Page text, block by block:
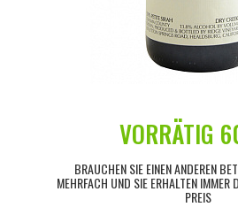
VORRÄTIG
BRAUCHEN SIE EINEN ANDEREN
MEHRFACH UND SIE ERHALTEN IMMER
PREIS